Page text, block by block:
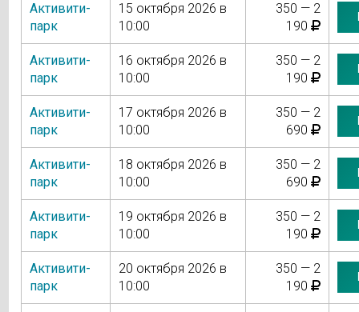
Активити-
парк
15 октября 2026 в
10:00
350 — 2
190
Активити-
парк
16 октября 2026 в
10:00
350 — 2
190
Активити-
парк
17 октября 2026 в
10:00
350 — 2
690
Активити-
парк
18 октября 2026 в
10:00
350 — 2
690
Активити-
парк
19 октября 2026 в
10:00
350 — 2
190
Активити-
парк
20 октября 2026 в
10:00
350 — 2
190